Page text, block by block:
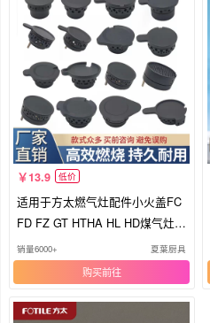
13.9 低价
适用于方太燃气灶配件小火盖FC
FD FZ GT HTHA HL HD煤气灶家
用
销量6000+ 夏葉厨具
购买